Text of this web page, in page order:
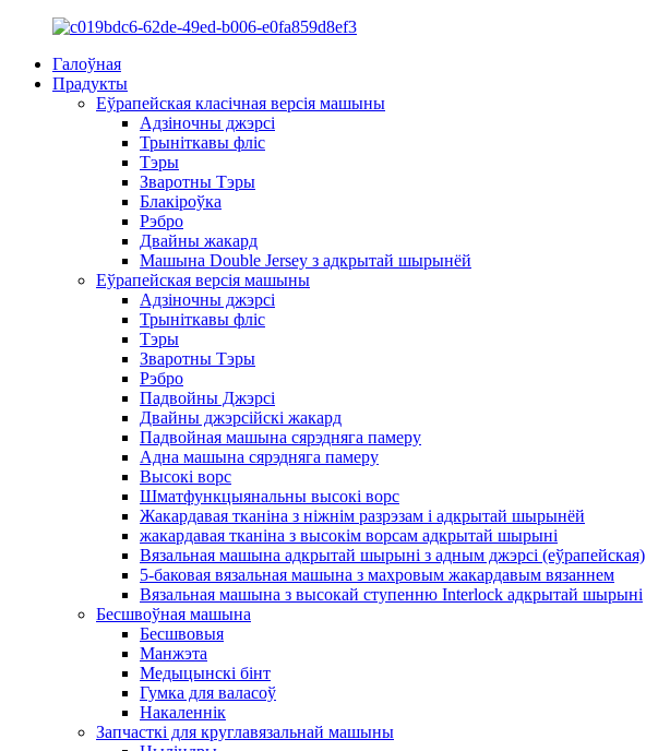
Галоўная
Прадукты
Еўрапейская класічная версія машыны
Адзіночны джэрсі
Трыніткавы фліс
Тэры
Зваротны Тэры
Блакіроўка
Рэбро
Двайны жакард
Машына Double Jersey з адкрытай шырынёй
Еўрапейская версія машыны
Адзіночны джэрсі
Трыніткавы фліс
Тэры
Зваротны Тэры
Рэбро
Падвойны Джэрсі
Двайны джэрсійскі жакард
Падвойная машына сярэдняга памеру
Адна машына сярэдняга памеру
Высокі ворс
Шматфункцыянальны высокі ворс
Жакардавая тканіна з ніжнім разрэзам і адкрытай шырынёй
жакардавая тканіна з высокім ворсам адкрытай шырыні
Вязальная машына адкрытай шырыні з адным джэрсі (еўрапейская)
5-баковая вязальная машына з махровым жакардавым вязаннем
Вязальная машына з высокай ступенню Interlock адкрытай шырыні
Бесшвоўная машына
Бесшвовыя
Манжэта
Медыцынскі бінт
Гумка для валасоў
Накаленнік
Запчасткі для круглавязальнай машыны